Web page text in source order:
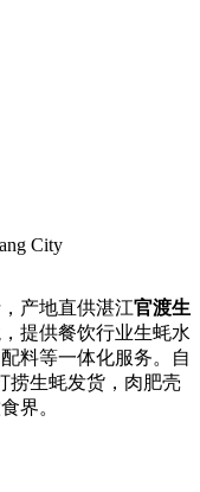
City
产地直供湛江官渡生
提供餐饮行业生蚝水
料等一体化服务。自
捞生蚝发货，肉肥壳
界。